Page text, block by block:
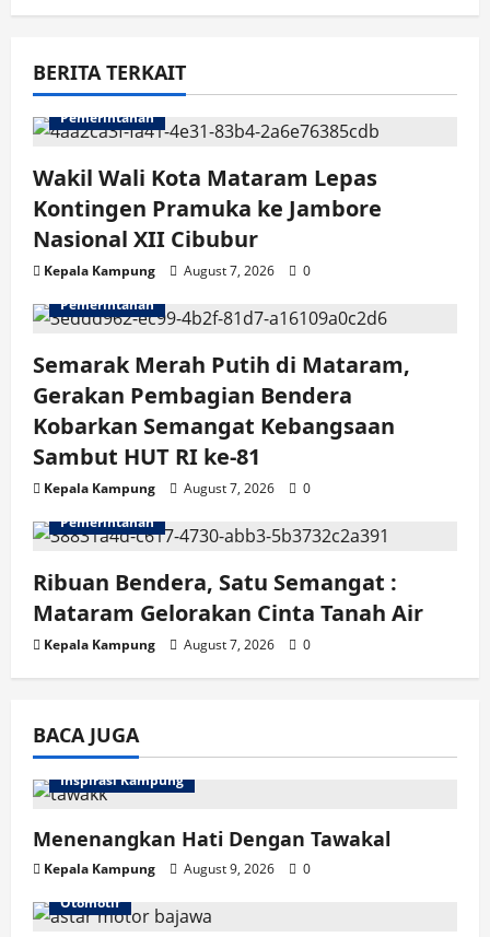
v
i
g
t
i
o
n
BERITA TERKAIT
Pemerintahan
Wakil Wali Kota Mataram Lepas
Kontingen Pramuka ke Jambore
Nasional XII Cibubur
Kepala Kampung August 7, 2026
0
Pemerintahan
Semarak Merah Putih di Mataram,
Gerakan Pembagian Bendera
Kobarkan Semangat Kebangsaan
Sambut HUT RI ke-81
Kepala Kampung August 7, 2026
0
Pemerintahan
Ribuan Bendera, Satu Semangat :
Mataram Gelorakan Cinta Tanah Air
Kepala Kampung August 7, 2026 0
BACA JUGA
Inspirasi Kampung
Menenangkan Hati Dengan Tawakal
Kepala Kampung August 9, 2026
0
Otomotif